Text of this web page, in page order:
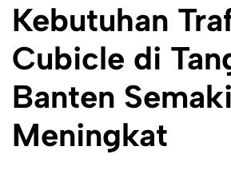
Kebutuhan
Cubicle di
Banten
Meningkat